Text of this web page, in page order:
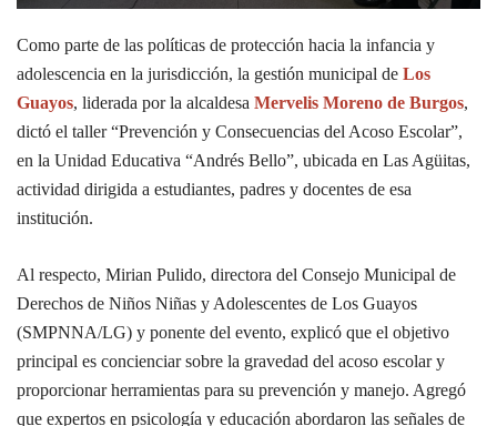
Como parte de las políticas de protección hacia la infancia y
adolescencia en la jurisdicción, la gestión municipal de Los
Guayos, liderada por la alcaldesa Mervelis Moreno de Burgos,
dictó el taller “Prevención y Consecuencias del Acoso Escolar”,
en la Unidad Educativa “Andrés Bello”, ubicada en Las Agüitas,
actividad dirigida a estudiantes, padres y docentes de esa
institución.
Al respecto, Mirian Pulido, directora del Consejo Municipal de
Derechos de Niños Niñas y Adolescentes de Los Guayos
(SMPNNA/LG) y ponente del evento, explicó que el objetivo
principal es concienciar sobre la gravedad del acoso escolar y
proporcionar herramientas para su prevención y manejo. Agregó
que expertos en psicología y educación abordaron las señales de